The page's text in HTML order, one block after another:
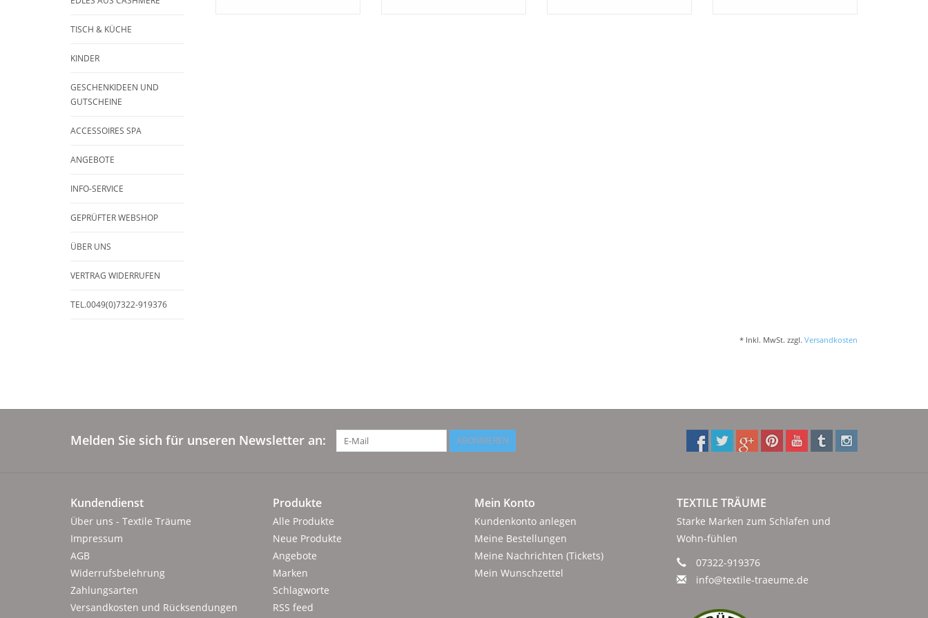
TISCH & KÜCHE
KINDER
GESCHENKIDEEN UND
GUTSCHEINE
ACCESSOIRES SPA
ANGEBOTE
INFO-SERVICE
GEPRÜFTER WEBSHOP
ÜBER UNS
VERTRAG WIDERRUFEN
TEL.0049(0)7322-919376
* Inkl. MwSt. zzgl. Versandkosten
Melden Sie sich für unseren Newsletter an: ABONNIEREN
Kundendienst
Über uns - Textile Träume
Impressum
AGB
Widerrufsbelehrung
Zahlungsarten
Versandkosten und Rücksendungen
Produkte
Alle Produkte
Neue Produkte
Angebote
Marken
Schlagworte
RSS feed
Mein Konto
Kundenkonto anlegen
Meine Bestellungen
Meine Nachrichten (Tickets)
Mein Wunschzettel
TEXTILE TRÄUME
Starke Marken zum Schlafen und
Wohn-fühlen
07322-919376
info@textile-traeume.de